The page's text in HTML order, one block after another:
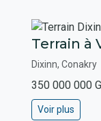
Terrain à
Dixinn, Conakry
350 000 000
Voir plus